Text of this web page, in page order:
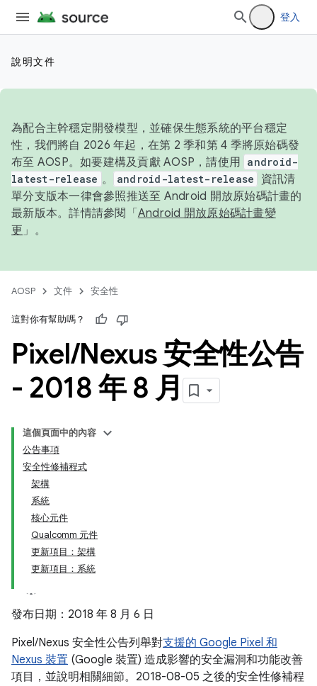
登入
說明文件
為配合主幹穩定開發模型，並確保生態系統的平台穩定
性，我們將自 2026 年起，在第 2 季和第 4 季將原始碼發
布至 AOSP。如要建構及貢獻 AOSP，請使用 android-
latest-release 。 android-latest-release
資訊清
單分支版本一律會參照推送至 Android 開放原始碼計畫的
最新版本。詳情請參閱「 Android 開放原始碼計畫變
更 」。
AOSP 文件 安全性
這對你有幫助嗎？
Pixel/Nexus 安全性公告
- 2018 年 8 月
這個頁面中的內容
公告事項
安全性修補程式
架構
系統
核心元件
Qualcomm 元件
更新項目：架構
更新項目：系統
發布日期：2018 年 8 月 6 日
Pixel/Nexus 安全性公告列舉對支援的 Google Pixel 和
Nexus 裝置 (Google 裝置) 造成影響的安全漏洞和功能改善
項目，並說明相關細節。2018-08-05 之後的安全性修補程